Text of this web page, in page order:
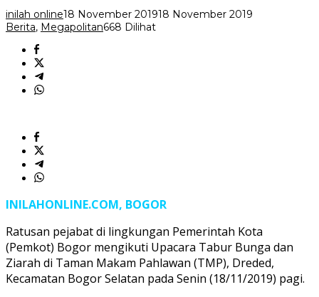
Dreded
inilah online18 November 201918 November 2019
Berita, Megapolitan668 Dilihat
INILAHONLINE.COM, BOGOR
Ratusan pejabat di lingkungan Pemerintah Kota
(Pemkot) Bogor mengikuti Upacara Tabur Bunga dan
Ziarah di Taman Makam Pahlawan (TMP), Dreded,
Kecamatan Bogor Selatan pada Senin (18/11/2019) pagi.